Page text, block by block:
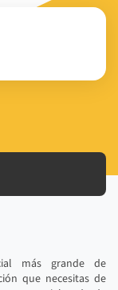
más grande de
que necesitas de